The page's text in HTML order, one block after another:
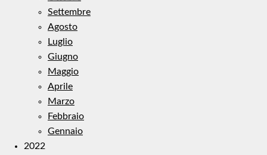
Settembre
Agosto
Luglio
Giugno
Maggio
Aprile
Marzo
Febbraio
Gennaio
2022